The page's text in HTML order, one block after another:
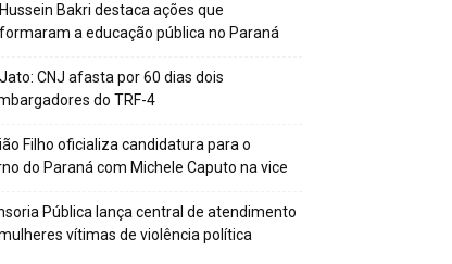
Bakri destaca ações que
a educação pública no Paraná
CNJ afasta por 60 dias dois
do TRF-4
Filho oficializa candidatura para o
do Paraná com Michele Caputo na vice
Pública lança central de atendimento
vítimas de violência política